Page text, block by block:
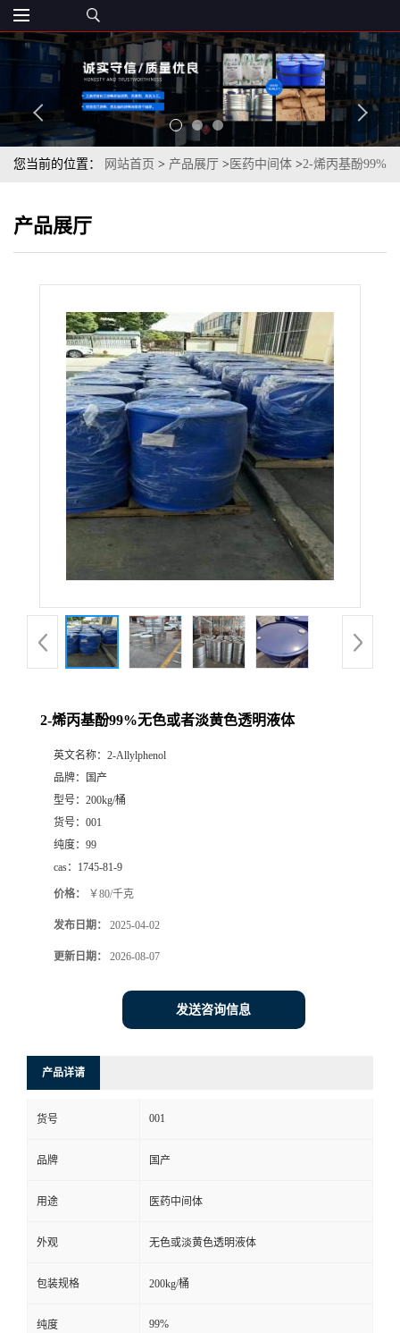
您当前的位置： 网站首页 > 产品展厅 > 医药中间体 >2-烯丙基酚99%
产品展厅
2-烯丙基酚99%无色或者淡黄色透明液体
英文名称： 2-Allylphenol
品牌：
国产
型号： 200kg/桶
货号： 001
纯度： 99
cas： 1745-81-9
价格： ￥80/千克
发布日期： 2025-04-02
更新日期： 2026-08-07
发送咨询信息
产品详请
货号 001
品牌 国产
用途 医药中间体
外观 无色或淡黄色透明液体
包装规格 200kg/桶
纯度 99%